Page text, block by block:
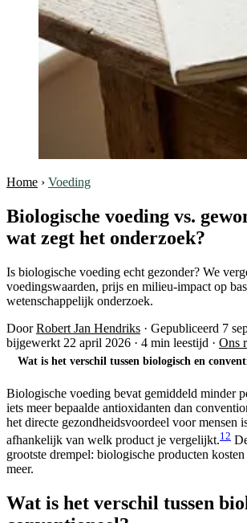
Home › Voeding
Biologische voeding vs.
wat zegt het onderzoek?
Is biologische voeding echt gezonder? We
voedingswaarden, prijs en milieu-impact op
wetenschappelijk onderzoek.
DoorRobert Jan Hendriks · Gepubliceerd 7
bijgewerkt 22 april 2026 · 4 min leestijd · Ons
Wat is het verschil tussen biologisch en
Biologische voeding bevat gemiddeld minder
iets meer bepaalde antioxidanten dan
het directe gezondheidsvoordeel voor mensen
afhankelijk van welk product je vergelijkt.1 2
grootste drempel: biologische producten
meer.
Wat is het verschil tussen